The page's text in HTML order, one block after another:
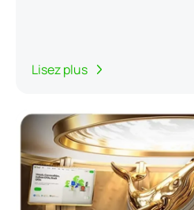
Lisez plus